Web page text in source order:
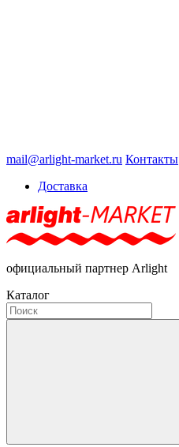
mail@arlight-market.ru Контакты
Доставка
официальный партнер Arlight
Каталог